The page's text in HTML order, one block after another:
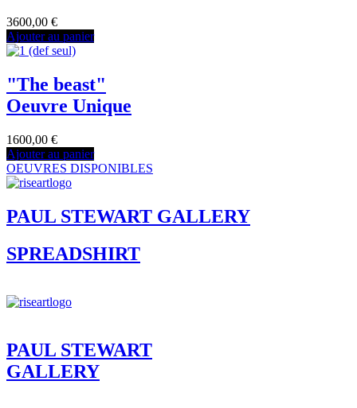
3600,00 €
Ajouter au panier
"The beast"
Oeuvre Unique
1600,00 €
Ajouter au panier
OEUVRES DISPONIBLES
PAUL STEWART GALLERY
SPREADSHIRT
PAUL STEWART
GALLERY